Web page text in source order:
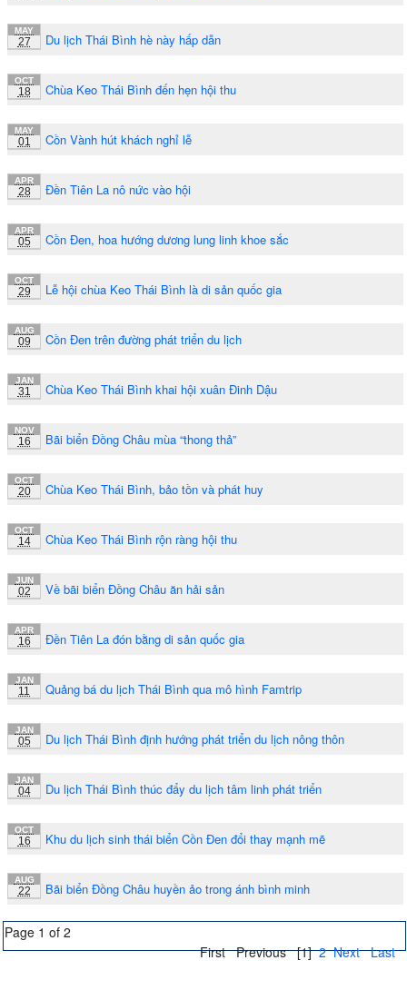
MAY
27 Du lịch Thái Bình hè này hấp dẫn
OCT
18 Chùa Keo Thái Bình đến hẹn hội thu
MAY
01 Cồn Vành hút khách nghỉ lễ
APR
28 Đền Tiên La nô nức vào hội
APR
05 Cồn Đen, hoa hướng dương lung linh khoe sắc
OCT
29 Lễ hội chùa Keo Thái Bình là di sản quốc gia
AUG
09 Cồn Đen trên đường phát triển du lịch
JAN
31 Chùa Keo Thái Bình khai hội xuân Đinh Dậu
NOV
16 Bãi biển Đồng Châu mùa “thong thả”
OCT
20 Chùa Keo Thái Bình, bảo tồn và phát huy
OCT
14 Chùa Keo Thái Bình rộn ràng hội thu
JUN
02 Về bãi biển Đồng Châu ăn hải sản
APR
16 Đền Tiên La đón bằng di sản quốc gia
JAN
11 Quảng bá du lịch Thái Bình qua mô hình Famtrip
JAN
05 Du lịch Thái Bình định hướng phát triển du lịch nông thôn
JAN
04 Du lịch Thái Bình thúc đẩy du lịch tâm linh phát triển
OCT
16 Khu du lịch sinh thái biển Cồn Đen đổi thay mạnh mẽ
AUG
22 Bãi biển Đồng Châu huyền ảo trong ánh bình minh
Page 1 of 2
First Previous [1] 2 Next Last